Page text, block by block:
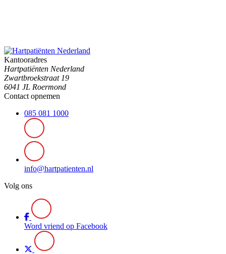
Kantooradres
Hartpatiënten Nederland
Zwartbroekstraat 19
6041 JL Roermond
Contact opnemen
085 081 1000
info@hartpatienten.nl
Volg ons
Word vriend op Facebook